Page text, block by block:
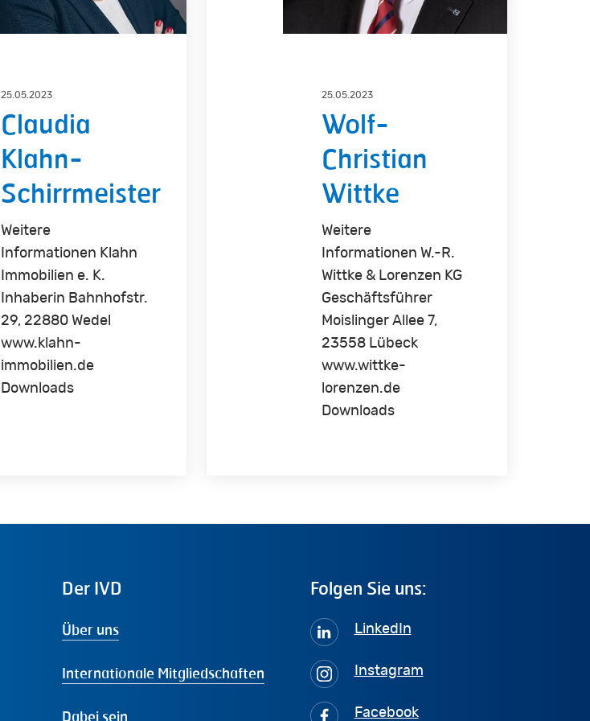
25.05.2023
Claudia
Klahn-
Schirrmeister
Weitere
Informationen Klahn
Immobilien e. K.
Inhaberin Bahnhofstr.
29, 22880 Wedel
www.klahn-
immobilien.de
Downloads
25.05.2023
Wolf-
Christian
Wittke
Weitere
Informationen W.-R.
Wittke & Lorenzen KG
Geschäftsführer
Moislinger Allee 7,
23558 Lübeck
www.wittke-
lorenzen.de
Downloads
Der IVD
Über uns
Internationale Mitgliedschaften
Dabei sein
Folgen Sie uns:
LinkedIn
Instagram
Facebook